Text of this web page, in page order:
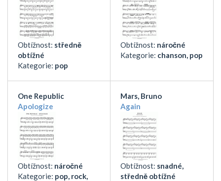
Obtížnost: středně
obtížné
Kategorie: pop
Obtížnost: náročné
Kategorie: chanson, pop
One Republic
Apologize
Obtížnost: náročné
Kategorie: pop, rock,
Mars, Bruno
Again
Obtížnost: snadné,
středně obtížné